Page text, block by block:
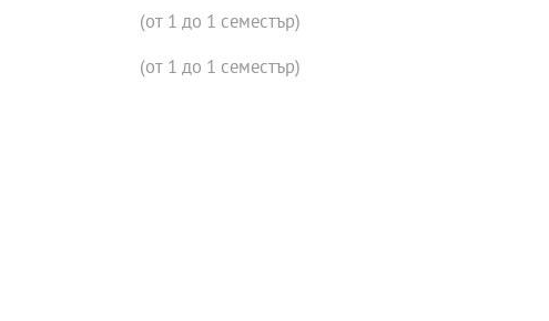
(от 1 до 1 семестър)
(от 1 до 1 семестър)